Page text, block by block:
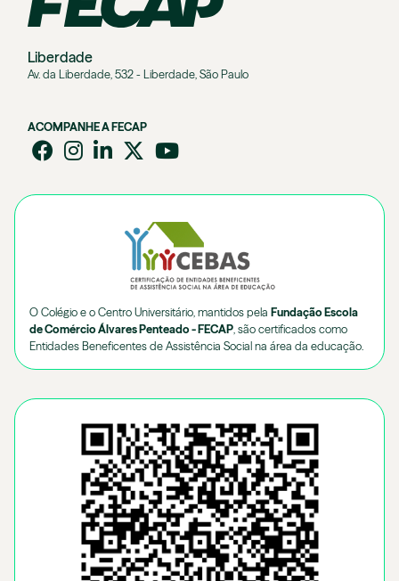
Liberdade
Av. da Liberdade, 532 - Liberdade, São Paulo
ACOMPANHE A FECAP
O Colégio e o Centro Universitário, mantidos pela Fundação Escola
de Comércio Álvares Penteado - FECAP , são certificados como
Entidades Beneficentes de Assistência Social na área da educação.